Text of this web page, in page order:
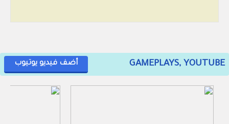
GAMEPLAYS, YOUTUBE أضف فيديو يوتيوب